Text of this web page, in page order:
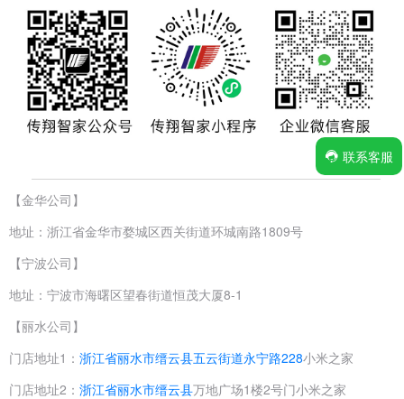
【金华公司】
地址：浙江省金华市婺城区西关街道环城南路1809号
【宁波公司】
地址：宁波市海曙区望春街道恒茂大厦8-1
【丽水公司】
门店地址1： 浙江省丽水市缙云县五云街道永宁路228小米之家
门店地址2： 浙江省丽水市缙云县万地广场1楼2号门小米之家
联系客服